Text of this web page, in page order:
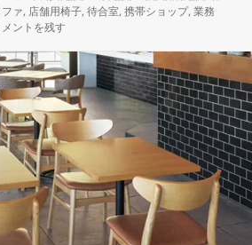
ー
ァ, 店舗用椅子,待合室,携帯ショップ,業務
日納品の店舗家具 当店で長い間、一番売れて
メントを残す